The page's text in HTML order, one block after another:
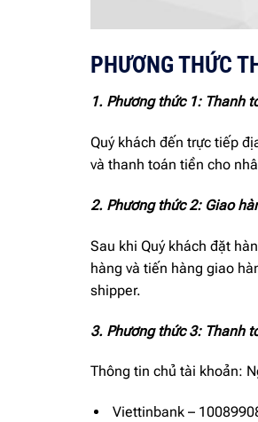
PHƯƠNG THỨC
1. Phương thức 1: Thanh
Quý khách đến trực tiếp
và thanh toán tiền cho
2. Phương thức 2: Giao
Sau khi Quý khách đặt
hàng và tiến hàng giao
shipper.
3. Phương thức 3: Thanh
Thông tin chủ tài khoản:
Viettinbank –